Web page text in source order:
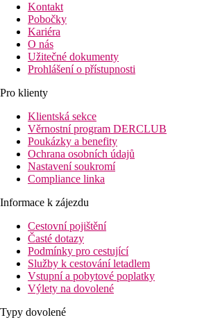
Kontakt
Pobočky
Kariéra
O nás
Užitečné dokumenty
Prohlášení o přístupnosti
Pro klienty
Klientská sekce
Věrnostní program DERCLUB
Poukázky a benefity
Ochrana osobních údajů
Nastavení soukromí
Compliance linka
Informace k zájezdu
Cestovní pojištění
Časté dotazy
Podmínky pro cestující
Služby k cestování letadlem
Vstupní a pobytové poplatky
Výlety na dovolené
Typy dovolené